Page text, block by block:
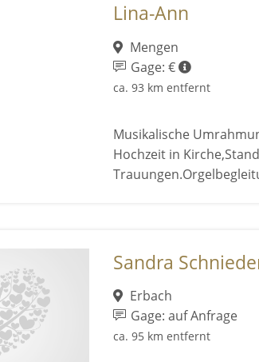
Lina-Ann
Mengen
Gage: €
ca. 93 km entfernt
Musikalische
Hochzeit in
Sandra
Erbach
Gage: auf Anfrage
ca. 95 km entfernt